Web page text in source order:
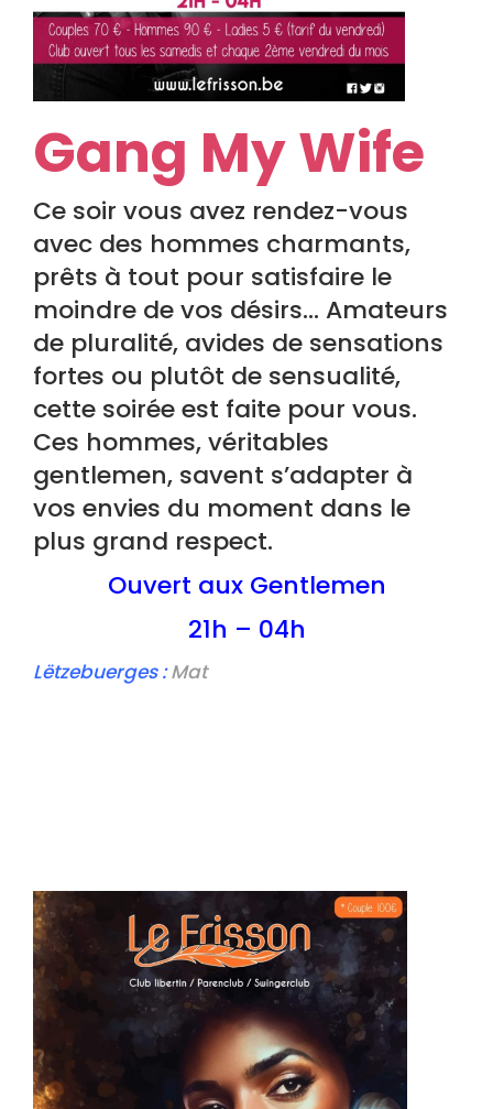
Gang My Wife
Ce soir vous avez rendez-vous
avec des hommes charmants,
prêts à tout pour satisfaire le
moindre de vos désirs… Amateurs
de pluralité, avides de sensations
fortes ou plutôt de sensualité,
cette soirée est faite pour vous.
Ces hommes, véritables
gentlemen, savent s’adapter à
vos envies du moment dans le
plus grand respect.
Ouvert aux Gentlemen
21h – 04h
Lëtzebuerges:Mat